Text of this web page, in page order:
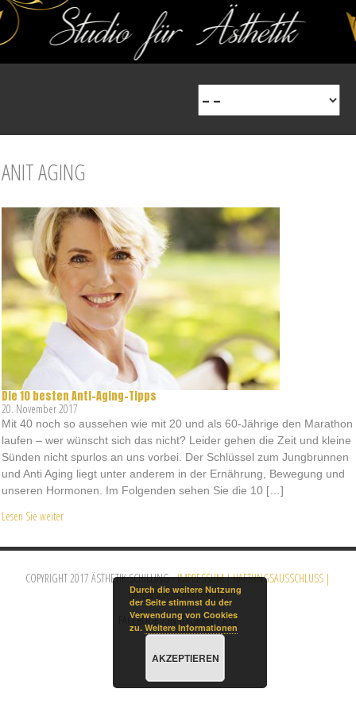
ANIT AGING
Die 10 besten Anti-Aging-Tipps
20. November 2017
Mit 40 noch so aussehen wie mit 20 und als 60-Jährige den Marathon
laufen – wer wünscht sich das nicht? Leider gehen die Zeit und kleine
Sünden nicht spurlos an uns vorbei. Der Schlüssel zum Jungbrunnen
und Anti Aging liegt unter anderem in der Ernährung, Bewegung und
unseren Hormonen. Im Folgenden sehen Sie die 10 […]
Lesen Sie weiter
COPYRIGHT 2017 ÄSTHETIK SCHILLING -IMPRESSUM | HAFTUNGSAUSSCHLUSS |
DATENSCHUTZERKLÄRUNG
FACEBOOK/INSTAGRAM/RSS
Durch die weitere Nutzung
der Seite stimmst du der
Verwendung von Cookies
zu. Weitere Informationen
AKZEPTIEREN